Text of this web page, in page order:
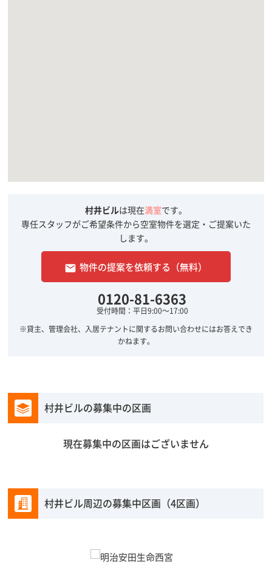
村井ビルは現在満室です。
専任スタッフがご希望条件から空室物件を選定・ご提案いた
します。
email 物件の提案を依頼する（無料）
0120-81-6363
受付時間：平日9:00～17:00
※貸主、管理会社、入居テナントに関するお問い合わせにはお答えでき
かねます。
村井ビルの募集中の区画
現在募集中の区画はございません
村井ビル周辺の募集中区画（4区画）